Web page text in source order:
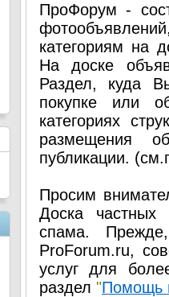
ПроФорум -
категориям на
На доске
Раздел, куда
покупке или
категориях
размещения
публикации.
Просим
Доска частных
спама.
ProForum.ru,
услуг для
раздел "Помощь